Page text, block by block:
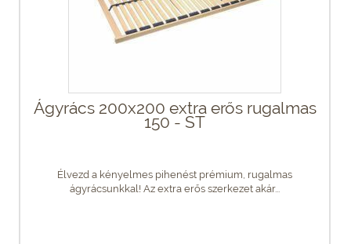
Ágyrács 200x200 extra erős rugalmas
150 - ST
Élvezd a kényelmes pihenést prémium, rugalmas
ágyrácsunkkal! Az extra erős szerkezet akár...